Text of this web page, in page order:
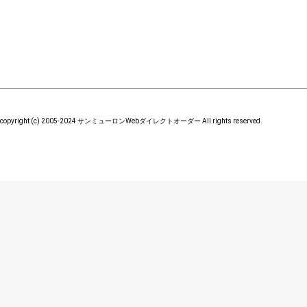
copyright (c) 2005-2024 サンミューロンWebダイレクトオーダー All rights reserved.